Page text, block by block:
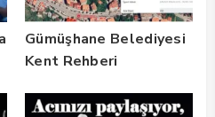
Gümüşhane Belediyesi
Kent Rehberi
Ruhsat Bilgi Sistemi